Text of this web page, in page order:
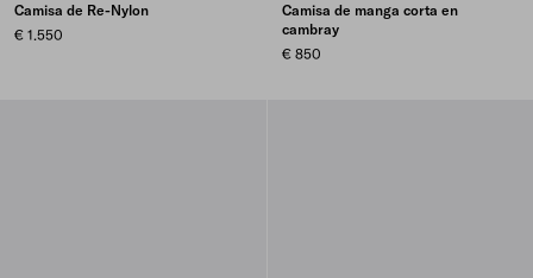
Camisa de Re-Nylon
€ 1.550
Camisa de manga corta en
cambray
€ 850